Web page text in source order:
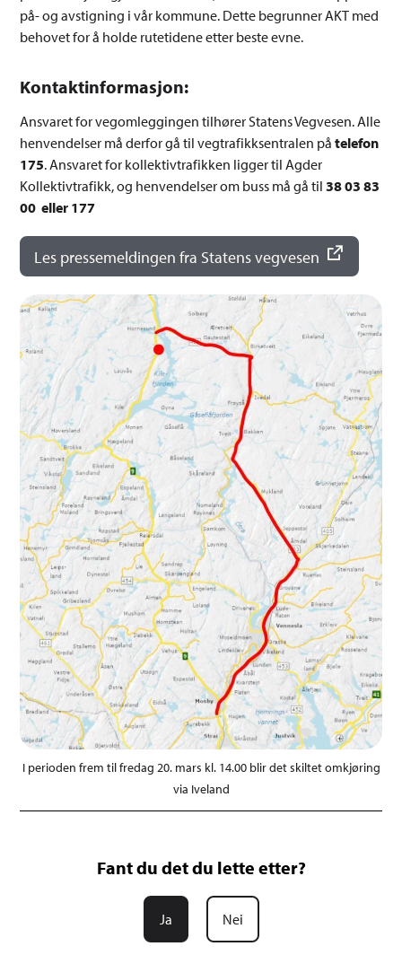
på- og avstigning i vår kommune. Dette begrunner AKT med
behovet for å holde rutetidene etter beste evne.
Kontaktinformasjon:
Ansvaret for vegomleggingen tilhører Statens Vegvesen. Alle
henvendelser må derfor gå til vegtrafikksentralen påtelefon
175. Ansvaret for kollektivtrafikken ligger til Agder
Kollektivtrafikk, og henvendelser om buss må gå til 38 03 83
00 eller 177
Les pressemeldingen fra Statens vegvesen
I perioden frem til fredag 20. mars kl. 14.00 blir det skiltet omkjøring
via Iveland
Fant du det du lette etter?
Ja Nei